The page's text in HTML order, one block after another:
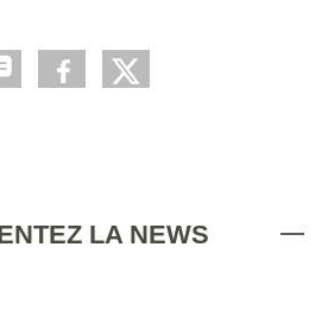
LA NEWS